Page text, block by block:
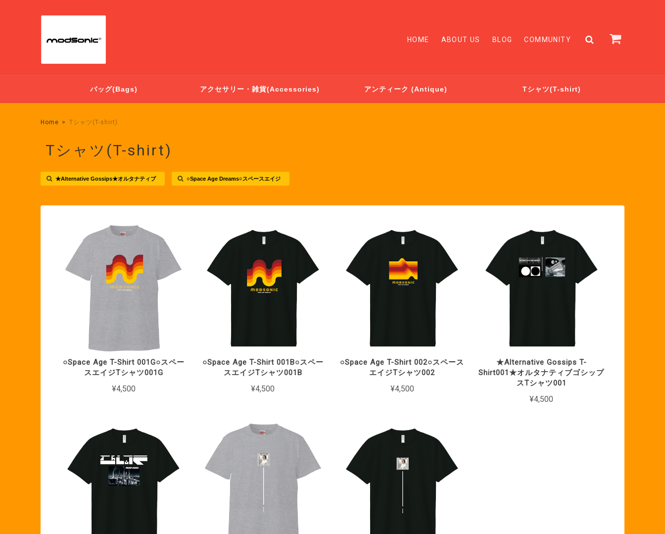
HOME ABOUT US BLOG COMMUNITY
バッグ(Bags) アクセサリー・雑貨(Accessories) アンティーク (Antique) Tシャツ(T-shirt)
Home Tシャツ(T-shirt)
Tシャツ(T-shirt)
★Alternative Gossips★オルタナティブ ○Space Age Dreams○スペースエイジ
○Space Age T-Shirt 001G○スペー
スエイジTシャツ001G
¥4,500
○Space Age T-Shirt 001B○スペー
スエイジTシャツ001B
¥4,500
○Space Age T-Shirt 002○スペース
エイジTシャツ002
¥4,500
★Alternative Gossips T-
Shirt001★オルタナティブゴシップ
スTシャツ001
¥4,500